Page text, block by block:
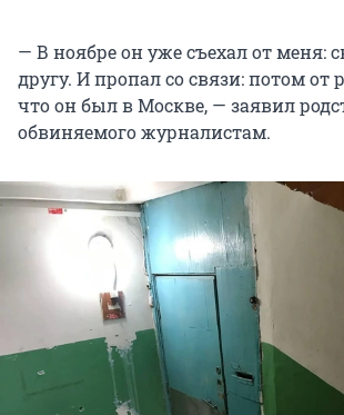
— В ноябре он уже съехал от меня:
другу. И пропал со связи: потом от
что он был в Москве, — заявил
обвиняемого журналистам.